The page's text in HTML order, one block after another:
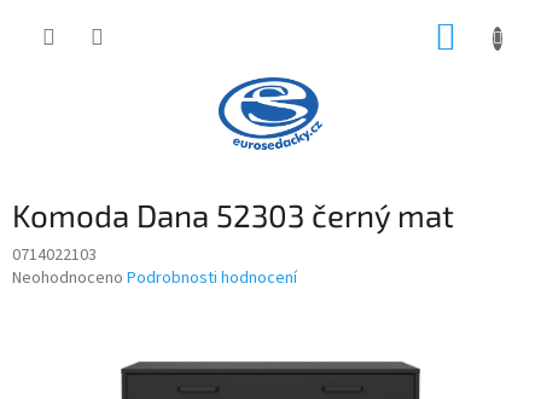
Komoda Dana 52303 černý mat
0714022103
Průměrné
Neohodnoceno Podrobnosti hodnocení